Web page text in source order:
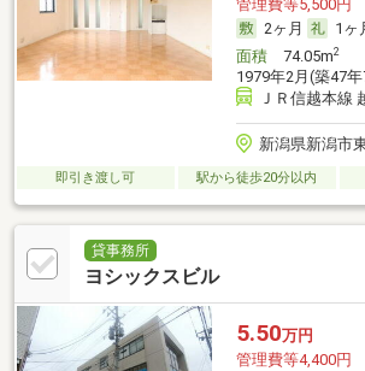
管理費等5,500円
2ヶ月
1ヶ
面積74.05m2
1979年2月(築47
ＪＲ信越本線
新潟県新潟市
即引き渡し可 駅から徒歩20分以内
貸事務所
ヨシックスビル
5.50万円
管理費等4,400円